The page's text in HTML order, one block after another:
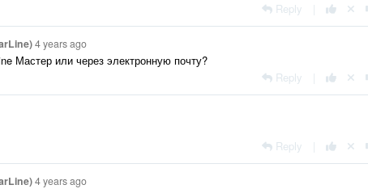
Reply
4 years ago
Мастер или через электронную почту?
Reply
Reply
4 years ago